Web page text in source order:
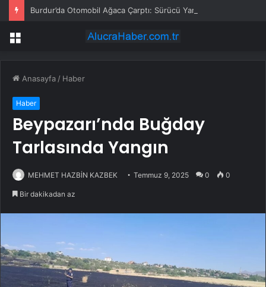
Burdur’da Otomobil Ağaca Çarptı: Sürücü Yaralı
Menü
Anasayfa / Haber
Haber
Beypazarı’nda Buğday
Tarlasında Yangın
MEHMET HAZBİN KAZBEK Temmuz 9, 2025 0 0
Bir dakikadan az